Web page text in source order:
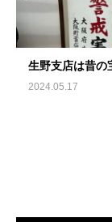
生野支店は昔の
2024.05.17